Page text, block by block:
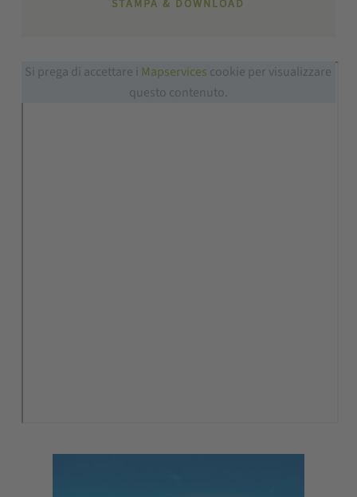
STAMPA & DOWNLOAD
Si prega di accettare i Mapservices cookie per visualizzare
questo contenuto.